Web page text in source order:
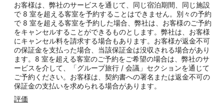
お客様は、弊社のサービスを通じて、同じ宿泊期間、同じ施設
で 8 室を超える客室を予約することはできません。別々の予約
で 8 室を超える客室を予約した場合、弊社は、お客様のご予約
をキャンセルすることができるものとします。弊社は、お客様
にキャンセル料を請求する場合もあります。お客様が返金不可
の保証金を支払った場合、当該保証金は没収される場合があり
ます。8 室を超える客室のご予約をご希望の場合は、弊社のサ
ービスを介して、「グループ旅行 / 会議」セクションを通じて
ご予約ください。お客様は、契約書への署名または返金不可の
保証金の支払いを求められる場合があります。
評価